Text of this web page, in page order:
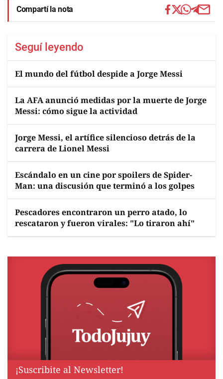
Compartí la nota
Seguí leyendo
El mundo del fútbol despide a Jorge Messi
La AFA anunció medidas por la muerte de Jorge
Messi: cómo sigue la actividad
Jorge Messi, el artífice silencioso detrás de la
carrera de Lionel Messi
Escándalo en un cine por spoilers de Spider-
Man: una discusión que terminó a los golpes
Pescadores encontraron un perro atado, lo
rescataron y fueron virales: "Lo tiraron ahí"
¡Suscribite al Newsletter!